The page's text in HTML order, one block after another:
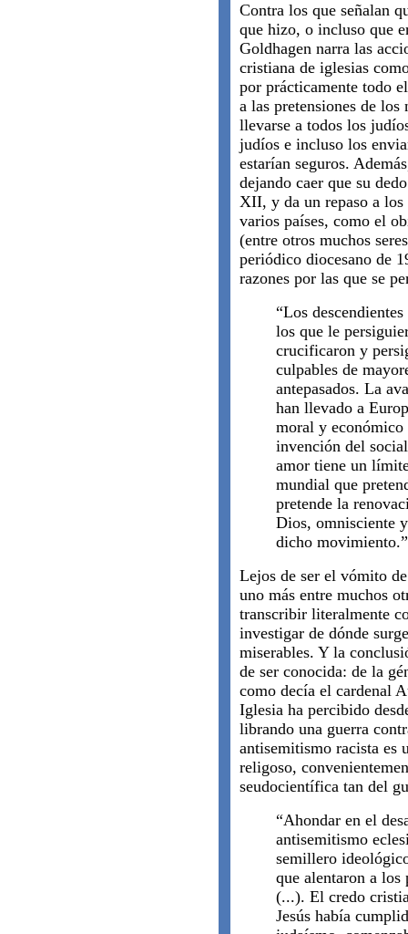
Contra los que señalan
que hizo, o incluso que
Goldhagen narra las
cristiana de iglesias
por prácticamente todo
a las pretensiones de
llevarse a todos los
judíos e incluso los
estarían seguros.
dejando caer que su
XII, y da un repaso a los
varios países, como el
(entre otros muchos
periódico diocesano de
razones por las que se
“Los
los que le
crucificaron y
culpables de
antepasados. La
han llevado a
moral y económico
invención del
amor tiene un
mundial que
pretende la
Dios, omnisciente
dicho
Lejos de ser el vómito
uno más entre muchos
transcribir literalmente
investigar de dónde
miserables. Y la
de ser conocida: de la
como decía el cardenal
Iglesia ha percibido
librando una guerra
antisemitismo racista es
religoso,
seudocientífica tan del
“Ahondar en el
antisemitismo
semillero
que alentaron a los
(...). El credo
Jesús había